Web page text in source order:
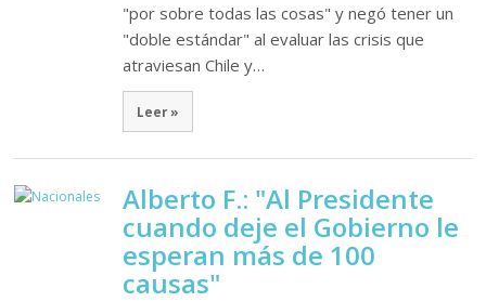
"por sobre todas las cosas" y negó tener un
"doble estándar" al evaluar las crisis que
atraviesan Chile y…
Leer »
Alberto F.: "Al Presidente
cuando deje el Gobierno le
esperan más de 100
causas"